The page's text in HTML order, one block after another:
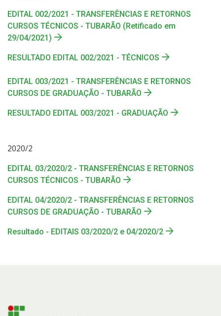
EDITAL 002/2021 - TRANSFERÊNCIAS E RETORNOS
CURSOS TÉCNICOS - TUBARÃO (Retificado em
29/04/2021)
RESULTADO EDITAL 002/2021 - TÉCNICOS
EDITAL 003/2021 - TRANSFERÊNCIAS E RETORNOS
CURSOS DE GRADUAÇÃO - TUBARÃO
RESULTADO EDITAL 003/2021 - GRADUAÇÃO
2020/2
EDITAL 03/2020/2 - TRANSFERÊNCIAS E RETORNOS
CURSOS TÉCNICOS - TUBARÃO
EDITAL 04/2020/2 - TRANSFERÊNCIAS E RETORNOS
CURSOS DE GRADUAÇÃO - TUBARÃO
Resultado - EDITAIS 03/2020/2 e 04/2020/2